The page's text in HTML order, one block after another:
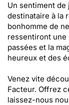
Un sentiment
destinataire à la
bonhomme de
ressentiront
passées et la
heureux et des
Venez vite
Facteur. Offrez
laissez-nous